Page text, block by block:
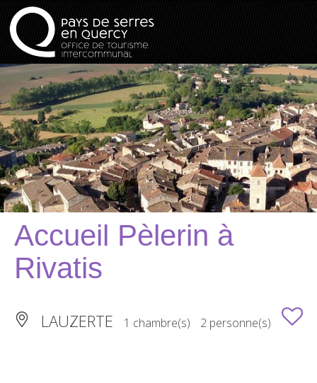
Accueil Pèlerin à
Rivatis
LAUZERTE 1 chambre(s) 2 personne(s)